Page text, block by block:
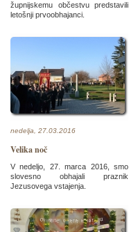
župnijskemu občestvu predstavili
letošnji prvoobhajanci.
nedelja, 27.03.2016
Velika noč
V nedeljo, 27. marca 2016, smo
slovesno obhajali praznik
Jezusovega vstajenja.